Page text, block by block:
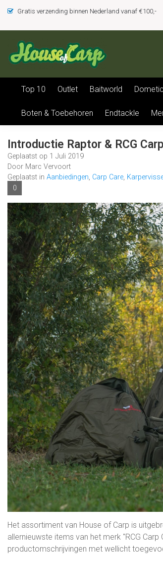
Gratis verzending binnen Nederland vanaf €100,-
Top 10 Outlet Baitworld Dometic
Boten & Toebehoren Endtackle
Introductie Raptor & RCG
Geplaatst op 1 Juli 2019
Door Marc Vervoort
Geplaatst in Aanbiedingen, Carp Care,
0
Het assortiment van House of Carp is
allernieuwste items van het merk "RCG
productomschrijvingen met wellicht